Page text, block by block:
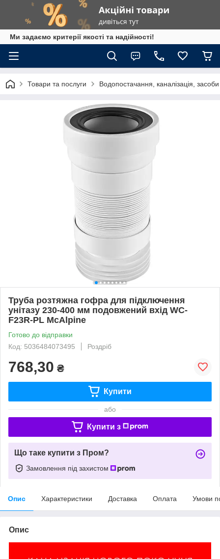
Ми задаємо критерії якості та надійності!
Товари та послуги Водопостачання, каналізація,
Труба розтяжна гофра для підключення
унітазу 230-400 мм подовжений вхід WC-
F23R-PL McAlpine
Готово до відправки
Код: 5036484073495
Роздріб
768,30 ₴
Купити
або
Купити з
Що таке купити з Пром?
Замовлення під захистом
Опис Характеристики Доставка Оплата Умови
Опис